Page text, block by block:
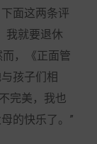
面这两条评
我就要退休
，《正面管
孩子们相
完美，我也
的快乐了。”